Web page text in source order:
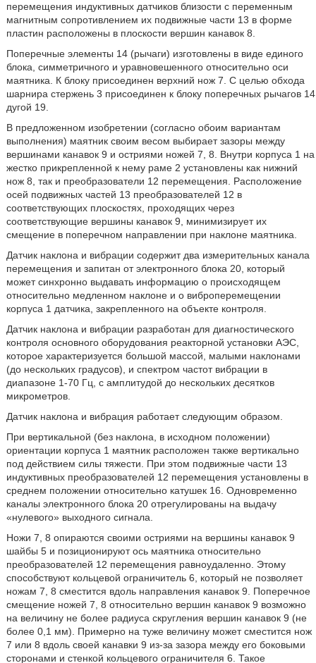
перемещения индуктивных датчиков близости с переменным
магнитным сопротивлением их подвижные части 13 в форме
пластин расположены в плоскости вершин канавок 8.
Поперечные элементы 14 (рычаги) изготовлены в виде единого
блока, симметричного и уравновешенного относительно оси
маятника. К блоку присоединен верхний нож 7. С целью обхода
шарнира стержень 3 присоединен к блоку поперечных рычагов 14
дугой 19.
В предложенном изобретении (согласно обоим вариантам
выполнения) маятник своим весом выбирает зазоры между
вершинами канавок 9 и остриями ножей 7, 8. Внутри корпуса 1 на
жестко прикрепленной к нему раме 2 установлены как нижний
нож 8, так и преобразователи 12 перемещения. Расположение
осей подвижных частей 13 преобразователей 12 в
соответствующих плоскостях, проходящих через
соответствующие вершины канавок 9, минимизирует их
смещение в поперечном направлении при наклоне маятника.
Датчик наклона и вибрации содержит два измерительных канала
перемещения и запитан от электронного блока 20, который
может синхронно выдавать информацию о происходящем
относительно медленном наклоне и о виброперемещении
корпуса 1 датчика, закрепленного на объекте контроля.
Датчик наклона и вибрации разработан для диагностического
контроля основного оборудования реакторной установки АЭС,
которое характеризуется большой массой, малыми наклонами
(до нескольких градусов), и спектром частот вибрации в
диапазоне 1-70 Гц, с амплитудой до нескольких десятков
микрометров.
Датчик наклона и вибрация работает следующим образом.
При вертикальной (без наклона, в исходном положении)
ориентации корпуса 1 маятник расположен также вертикально
под действием силы тяжести. При этом подвижные части 13
индуктивных преобразователей 12 перемещения установлены в
среднем положении относительно катушек 16. Одновременно
каналы электронного блока 20 отрегулированы на выдачу
«нулевого» выходного сигнала.
Ножи 7, 8 опираются своими остриями на вершины канавок 9
шайбы 5 и позиционируют ось маятника относительно
преобразователей 12 перемещения равноудаленно. Этому
способствуют кольцевой ограничитель 6, который не позволяет
ножам 7, 8 сместится вдоль направления канавок 9. Поперечное
смещение ножей 7, 8 относительно вершин канавок 9 возможно
на величину не более радиуса скругления вершин канавок 9 (не
более 0,1 мм). Примерно на туже величину может сместится нож
7 или 8 вдоль своей канавки 9 из-за зазора между его боковыми
сторонами и стенкой кольцевого ограничителя 6. Такое